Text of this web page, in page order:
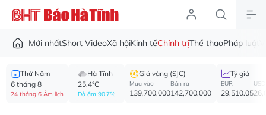
Mới nhấtShort VideoXã hộiKinh tếChính trịThể thaoPháp luật
Thứ Năm
6 tháng 8
24 tháng 6 Âm lịch
Hà Tĩnh
25.4°C
Độ ẩm 90.7%
Giá vàng (SJC)
Mua vào
139,700,000
Bán ra
142,700,000
Tỷ giá
EUR
29,510.05
USD